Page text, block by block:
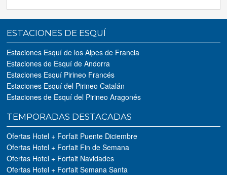
ESTACIONES DE ESQUÍ
Estaciones Esquí de los Alpes de Francia
Estaciones de Esquí de Andorra
Estaciones Esquí Pirineo Francés
Estaciones Esquí del Pirineo Catalán
Estaciones de Esquí del Pirineo Aragonés
TEMPORADAS DESTACADAS
Ofertas Hotel + Forfait Puente Diciembre
Ofertas Hotel + Forfait Fin de Semana
Ofertas Hotel + Forfait Navidades
Ofertas Hotel + Forfait Semana Santa